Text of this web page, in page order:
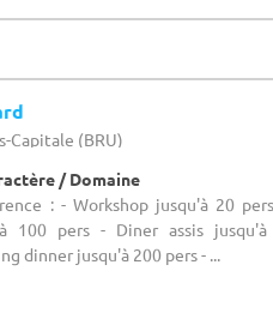
Capitale (BRU)
/ Domaine
: - Workshop jusqu'à 20
100 pers - Diner assis
dinner jusqu'à 200 pers - ...